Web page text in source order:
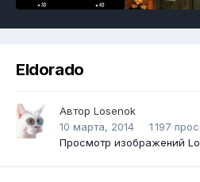
Eldorado
Автор Losenok
10 марта, 2014
1 197
Просмотр изображений